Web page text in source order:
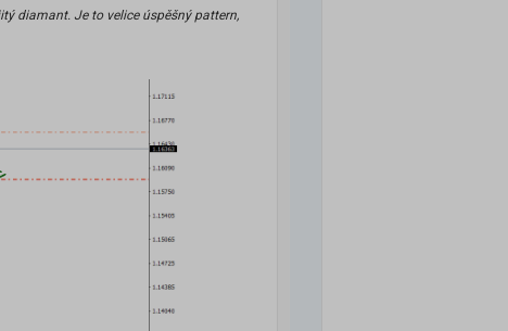
diamant. Je to velice úspěšný pattern,